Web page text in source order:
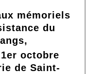
mémoriels
du
octobre
de Saint-